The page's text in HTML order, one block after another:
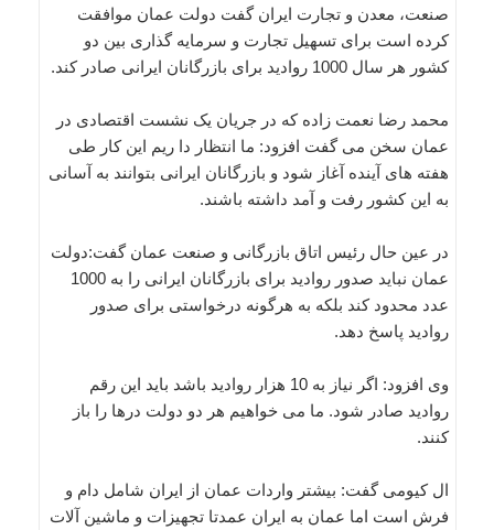
صنعت، معدن و تجارت ایران گفت دولت عمان موافقت
کرده است برای تسهیل تجارت و سرمایه گذاری بین دو
کشور هر سال 1000 روادید برای بازرگانان ایرانی صادر کند.
محمد رضا نعمت زاده که در جریان یک نشست اقتصادی در
عمان سخن می گفت افزود: ما انتظار دا ریم این کار طی
هفته های آینده آغاز شود و بازرگانان ایرانی بتوانند به آسانی
به این کشور رفت و آمد داشته باشند.
در عین حال رئیس اتاق بازرگانی و صنعت عمان گفت:دولت
عمان نباید صدور روادید برای بازرگانان ایرانی را به 1000
عدد محدود کند بلکه به هرگونه درخواستی برای صدور
روادید پاسخ دهد.
وی افزود: اگر نیاز به 10 هزار روادید باشد باید این رقم
روادید صادر شود. ما می خواهیم هر دو دولت درها را باز
کنند.
ال کیومی گفت: بیشتر واردات عمان از ایران شامل دام و
فرش است اما عمان به ایران عمدتا تجهیزات و ماشین آلات